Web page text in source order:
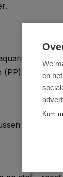
en
P.T.F.E.
+5°C en
We
en
Kom